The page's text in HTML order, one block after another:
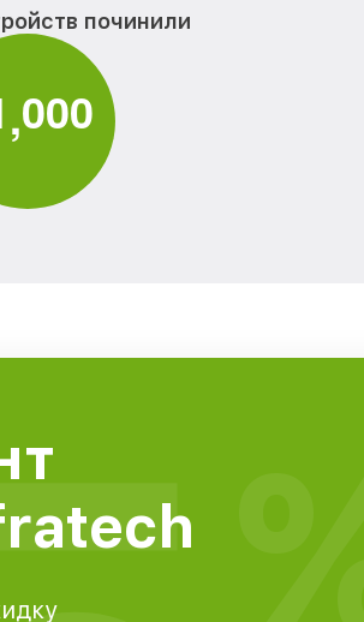
починили
,000